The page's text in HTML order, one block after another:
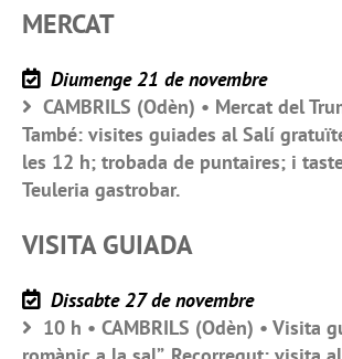
MERCAT
Diumenge 21 de novembre
CAMBRILS (Odèn) • Mercat del
També: visites guiades al Salí
les 12 h; trobada de puntaires; i
Teuleria gastrobar.
VISITA GUIADA
Dissabte 27 de novembre
10 h • CAMBRILS (Odèn) • Visita